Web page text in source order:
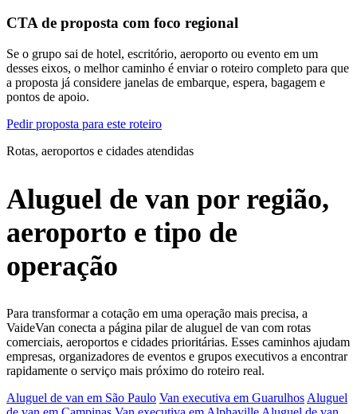
CTA de proposta com foco regional
Se o grupo sai de hotel, escritório, aeroporto ou evento em um
desses eixos, o melhor caminho é enviar o roteiro completo para que
a proposta já considere janelas de embarque, espera, bagagem e
pontos de apoio.
Pedir proposta para este roteiro
Rotas, aeroportos e cidades atendidas
Aluguel de van por região,
aeroporto e tipo de
operação
Para transformar a cotação em uma operação mais precisa, a
VaideVan conecta a página pilar de aluguel de van com rotas
comerciais, aeroportos e cidades prioritárias. Esses caminhos ajudam
empresas, organizadores de eventos e grupos executivos a encontrar
rapidamente o serviço mais próximo do roteiro real.
Aluguel de van em São Paulo Van executiva em Guarulhos Aluguel